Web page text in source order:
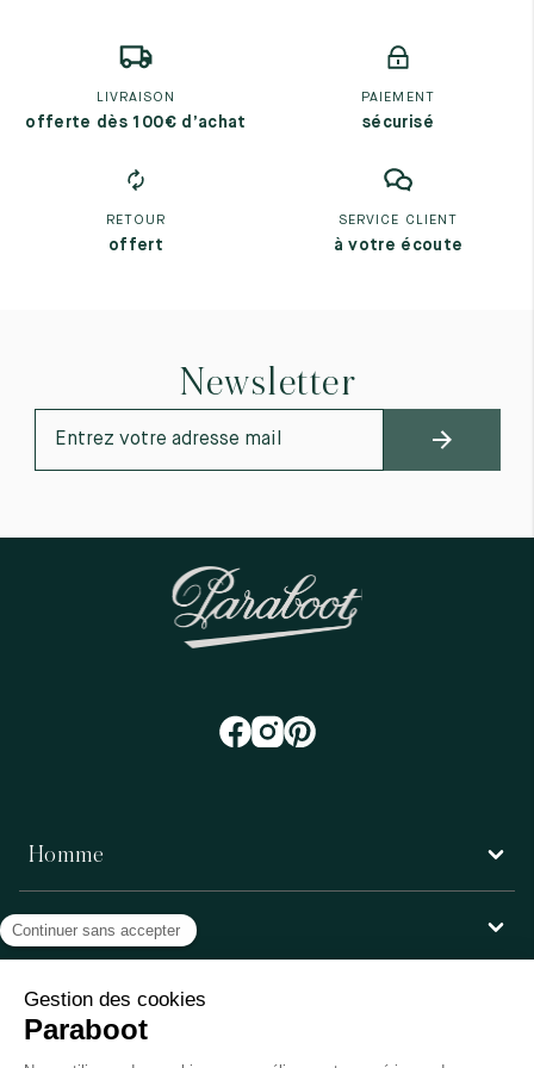
LIVRAISON
offerte dès 100€ d’achat
PAIEMENT
sécurisé
RETOUR
offert
SERVICE CLIENT
à votre écoute
Newsletter
Homme
Femme
Service client